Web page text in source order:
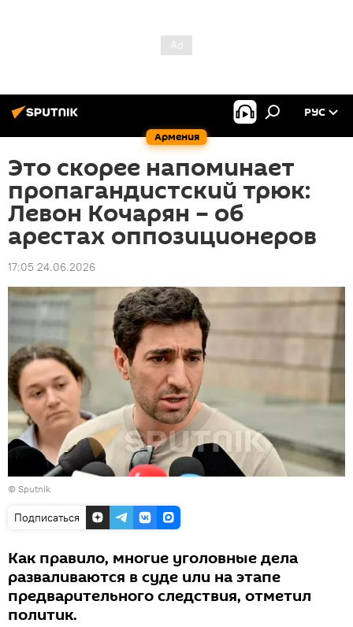
Армения
РУС
Это скорее напоминает
пропагандистский трюк:
Левон Кочарян – об
арестах оппозиционеров
17:05 24.06.2026
© Sputnik
Подписаться
Как правило, многие уголовные дела
разваливаются в суде или на этапе
предварительного следствия, отметил
политик.